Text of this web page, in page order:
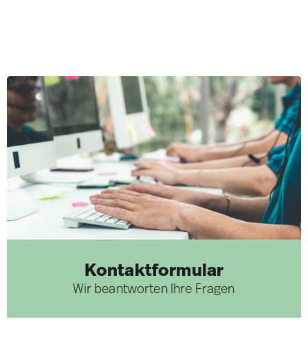
Kontaktformular
Wir beantworten Ihre Fragen